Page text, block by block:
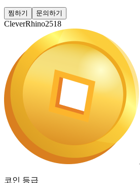
찜하기 문의하기
CleverRhino2518
코인 등급